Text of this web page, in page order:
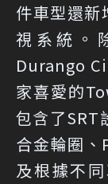
件車型還新
視系統。
Durango
家喜愛的
包含了SRT
合金輪圈
及根據不